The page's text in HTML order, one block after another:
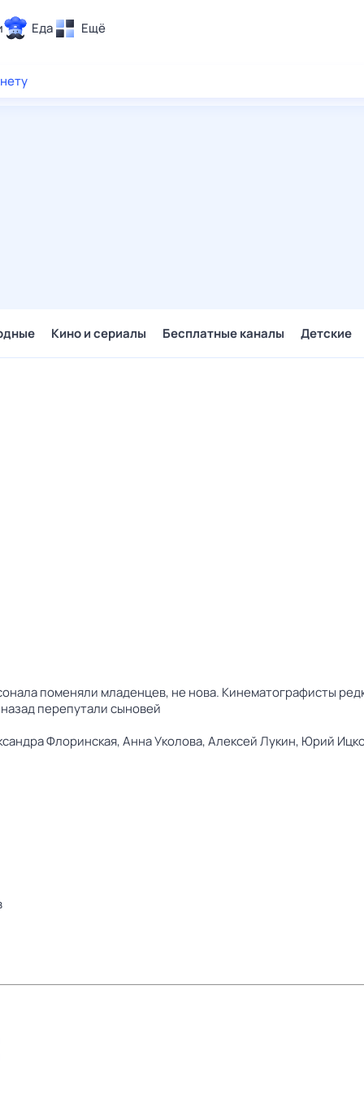
Еда Ещё
Кино и сериалы Бесплатные каналы Детские
поменяли младенцев, не нова. Кинематографисты
перепутали сыновей
Флоринская,Анна Уколова,Алексей Лукин, Юрий